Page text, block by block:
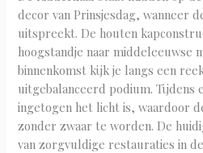
decor van Prinsjesdag, wanneer
uitspreekt. De houten
hoogstandje naar middeleeuwse
binnenkomst kijk je langs een
uitgebalanceerd podium. Tijdens
ingetogen het licht is, waardoor
zonder zwaar te worden. De
van zorgvuldige restauraties in